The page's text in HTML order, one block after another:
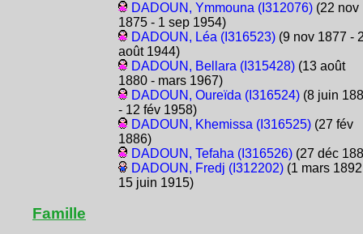
DADOUN, Ymmouna (I312076)(22 nov
1875 - 1 sep 1954)
DADOUN, Léa (I316523)(9 nov 1877 -
août 1944)
DADOUN, Bellara (I315428)(13 août
1880 - mars 1967)
DADOUN, Oureïda (I316524)(8 juin
- 12 fév 1958)
DADOUN, Khemissa (I316525)(27 fév
1886)
DADOUN, Tefaha (I316526)(27 déc
DADOUN, Fredj (I312202)(1 mars
15 juin 1915)
Famille